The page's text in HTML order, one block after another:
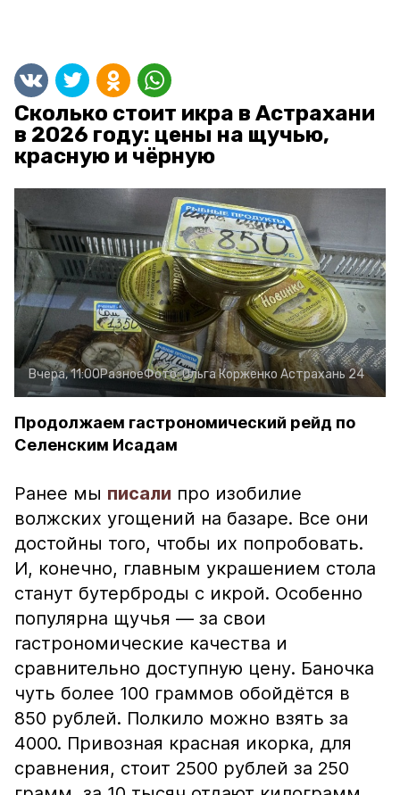
Сколько стоит икра в Астрахани
в 2026 году: цены на щучью,
красную и чёрную
Вчера, 11:00РазноеФото:Ольга Корженко Астрахань 24
Продолжаем гастрономический рейд по
Селенским Исадам
Ранее мы писали про изобилие
волжских угощений на базаре. Все они
достойны того, чтобы их попробовать.
И, конечно, главным украшением стола
станут бутерброды с икрой. Особенно
популярна щучья — за свои
гастрономические качества и
сравнительно доступную цену. Баночка
чуть более 100 граммов обойдётся в
850 рублей. Полкило можно взять за
4000. Привозная красная икорка, для
сравнения, стоит 2500 рублей за 250